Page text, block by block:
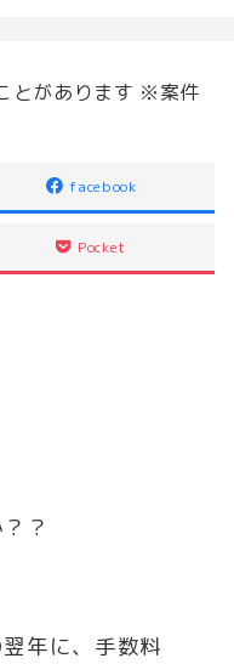
とがあります ※案件
facebook
Pocket
？
年に、手数料